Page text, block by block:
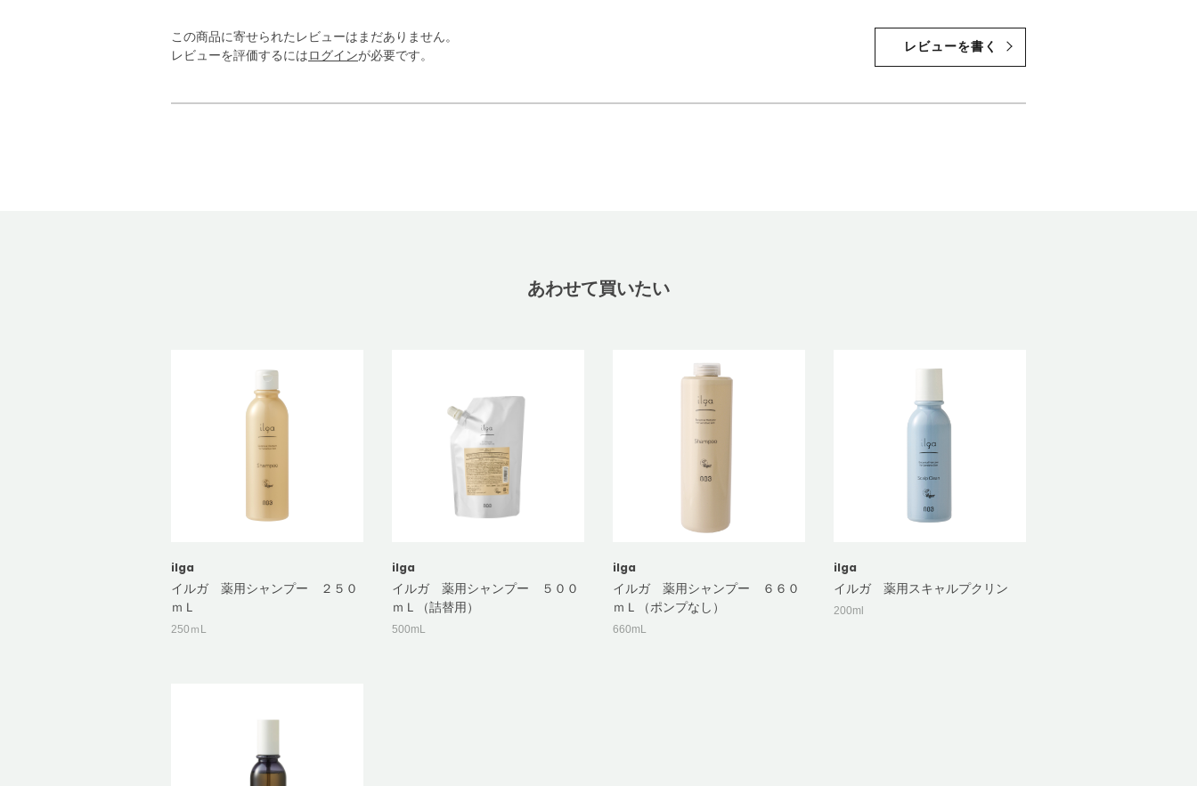
この商品に寄せられたレビューはまだありません。
レビューを評価するにはログインが必要です。 レビューを書く
あわせて買いたい
ilga
イルガ 薬用シャンプー ２５０
ｍＬ
250ｍL
ilga
イルガ 薬用シャンプー ５００
ｍＬ（詰替用）
500mL
ilga
イルガ 薬用シャンプー ６６０
ｍＬ（ポンプなし）
660mL
ilga
イルガ 薬用スキャルプクリン
200ml